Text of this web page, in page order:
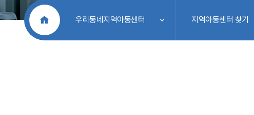
처음으로우리동네지역아동센터 지역아동센터 찾기